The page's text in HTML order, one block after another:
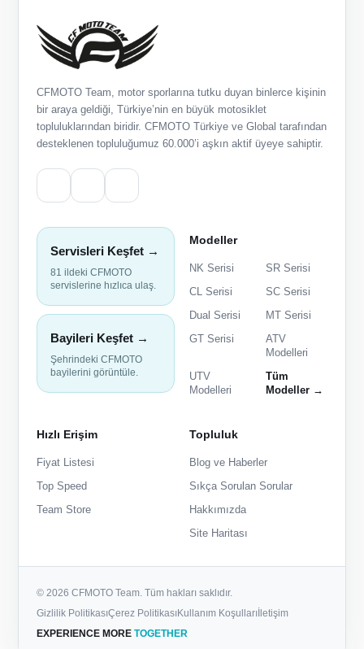
CFMOTO Team, motor sporlarına tutku duyan binlerce kişinin
bir araya geldiği, Türkiye’nin en büyük motosiklet
topluluklarından biridir. CFMOTO Türkiye ve Global tarafından
desteklenen topluluğumuz 60.000’i aşkın aktif üyeye sahiptir.
Servisleri Keşfet →
81 ildeki CFMOTO
servislerine hızlıca ulaş.
Bayileri Keşfet →
Şehrindeki CFMOTO
bayilerini görüntüle.
Modeller
NK Serisi
SR Serisi
CL Serisi
SC Serisi
Dual Serisi
MT Serisi
GT Serisi
ATV
Modelleri
UTV
Modelleri
Tüm
Modeller →
Hızlı Erişim
Fiyat Listesi
Top Speed
Team Store
Topluluk
Blog ve Haberler
Sıkça Sorulan Sorular
Hakkımızda
Site Haritası
© 2026 CFMOTO Team. Tüm hakları saklıdır.
Gizlilik PolitikasıÇerez PolitikasıKullanım Koşulları İletişim
EXPERIENCE MORE TOGETHER